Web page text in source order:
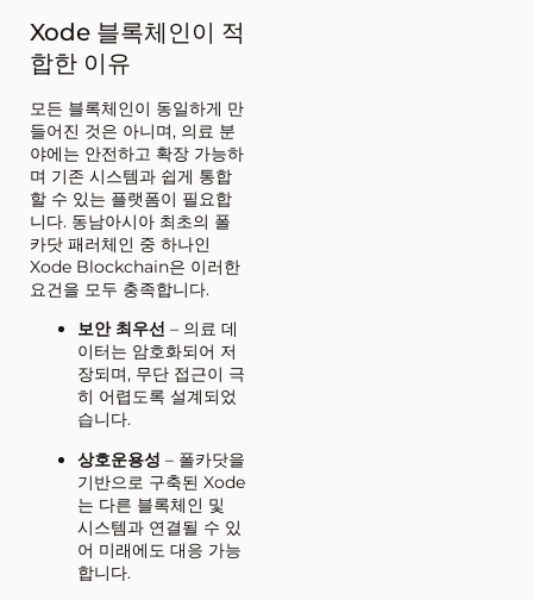
Xode 블록체인이 적
합한 이유
모든 블록체인이 동일하게 만
들어진 것은 아니며, 의료 분
야에는 안전하고 확장 가능하
며 기존 시스템과 쉽게 통합
할 수 있는 플랫폼이 필요합
니다. 동남아시아 최초의 폴
카닷 패러체인 중 하나인
Xode Blockchain은 이러한
요건을 모두 충족합니다.
보안 최우선 – 의료 데
이터는 암호화되어 저
장되며, 무단 접근이 극
히 어렵도록 설계되었
습니다.
상호운용성 – 폴카닷을
기반으로 구축된 Xode
는 다른 블록체인 및
시스템과 연결될 수 있
어 미래에도 대응 가능
합니다.